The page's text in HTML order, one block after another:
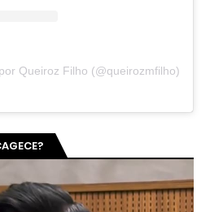
Queiroz Filho (@queirozmfilho)